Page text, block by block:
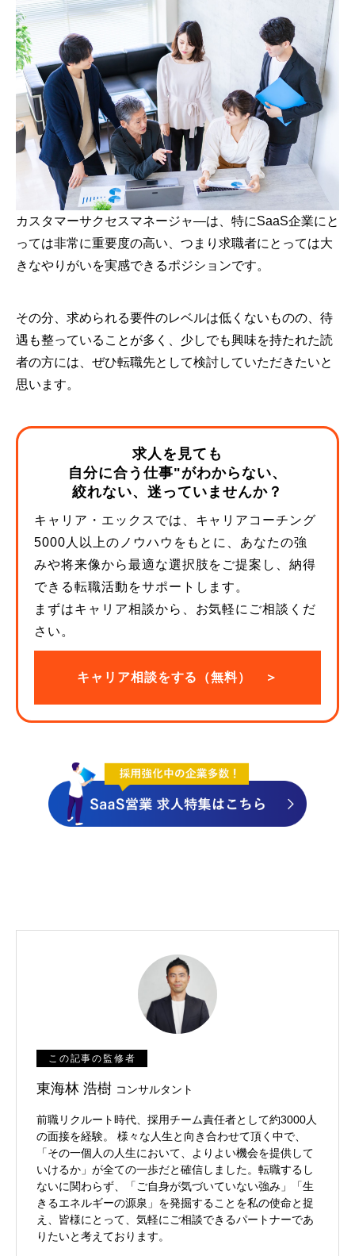
カスタマーサクセスマネージャ―は、特にSaaS企業にと
っては非常に重要度の高い、つまり求職者にとっては大
きなやりがいを実感できるポジションです。
その分、求められる要件のレベルは低くないものの、待
遇も整っていることが多く、少しでも興味を持たれた読
者の方には、ぜひ転職先として検討していただきたいと
思います。
求人を見ても
自分に合う仕事"がわからない、
絞れない、迷っていませんか？
キャリア・エックスでは、キャリアコーチング
5000人以上のノウハウをもとに、あなたの強
みや将来像から最適な選択肢をご提案し、納得
できる転職活動をサポートします。
まずはキャリア相談から、お気軽にご相談くだ
さい。
キャリア相談をする（無料） ＞
この記事の監修者
東海林 浩樹 コンサルタント
前職リクルート時代、採用チーム責任者として約3000人
の面接を経験。 様々な人生と向き合わせて頂く中で、
「その一個人の人生において、よりよい機会を提供して
いけるか」が全ての一歩だと確信しました。転職するし
ないに関わらず、「ご自身が気づいていない強み」「生
きるエネルギーの源泉」を発掘することを私の使命と捉
え、皆様にとって、気軽にご相談できるパートナーであ
りたいと考えております。